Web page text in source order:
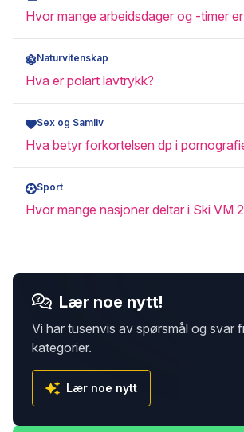
Hvor mange arbeidsdager og -timer
Naturvitenskap
Hva er polart lavtrykk?
Sex og Samliv
Hva betyr forkortelsen dp i
Sport
Hvor mange nasjoner deltar i Ski VM
Lær noe nytt!
Vi har tusenvis av spørsmål og svar
kategorier.
Lær noe nytt